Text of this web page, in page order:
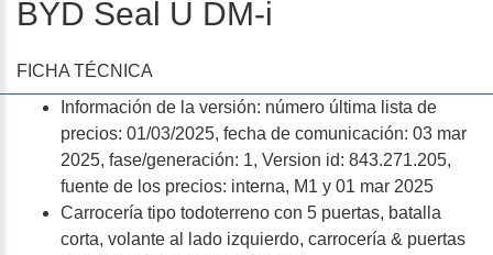
BYD Seal U DM-i
FICHA TÉCNICA
Información de la versión: número última lista de
precios: 01/03/2025, fecha de comunicación: 03 mar
2025, fase/generación: 1, Version id: 843.271.205,
fuente de los precios: interna, M1 y 01 mar 2025
Carrocería tipo todoterreno con 5 puertas, batalla
corta, volante al lado izquierdo, carrocería & puertas